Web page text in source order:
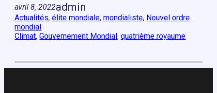
avril 8, 2022admin
Actualités, élite mondiale, mondialiste, Nouvel ordre
mondial
Climat, Gouvernement Mondial, quatrième royaume